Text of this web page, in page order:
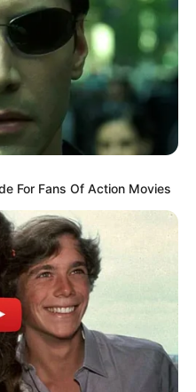
ΑΡΈΣΕΙ
ΕΓΓΡΑΦΕΊΤΕ
ΑΚΟΛΟΥΘΉΣΤΕ
For Fans Of Action Movies